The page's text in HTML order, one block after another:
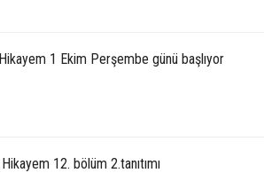
1 Ekim Perşembe günü başlıyor
12. bölüm 2.tanıtımı